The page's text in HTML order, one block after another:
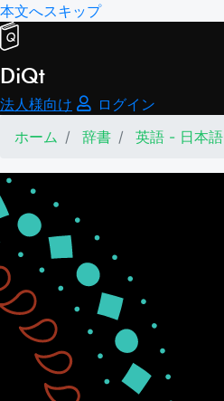
本文へスキップ
DiQt
法人様向け
ログイン
ホーム
辞書 英語 - 日本語